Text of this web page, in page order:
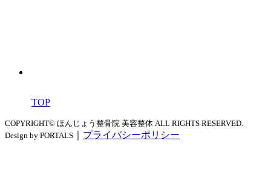
TOP
COPYRIGHT© ほんじょう整骨院 美容整体 ALL RIGHTS RESERVED.
Design by PORTALS
プライバシーポリシー